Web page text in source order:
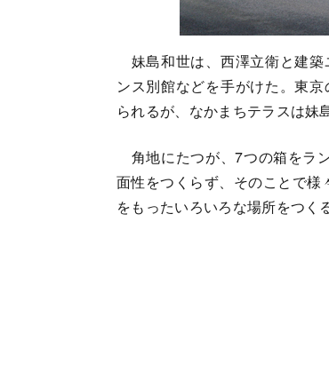
妹島和世は、西澤立衛と建築
ンス別館などを手がけた。東
られるが、なかまちテラスは妹
角地にたつが、7つの箱をラ
面性をつくらず、そのことで
をもったいろいろな場所をつく